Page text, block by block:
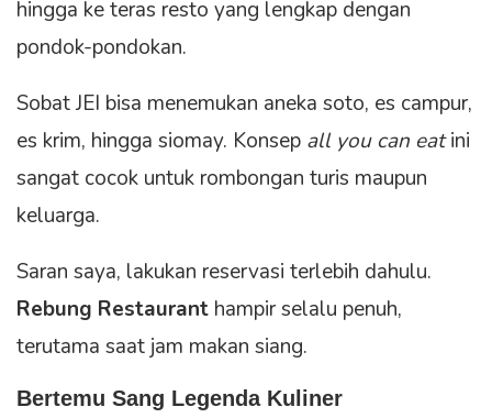
hingga ke teras resto yang lengkap dengan
pondok-pondokan.
Sobat JEI bisa menemukan aneka soto, es campur,
es krim, hingga siomay. Konsep all you can eatini
sangat cocok untuk rombongan turis maupun
keluarga.
Saran saya, lakukan reservasi terlebih dahulu.
Rebung Restaurant hampir selalu penuh,
terutama saat jam makan siang.
Bertemu Sang Legenda Kuliner